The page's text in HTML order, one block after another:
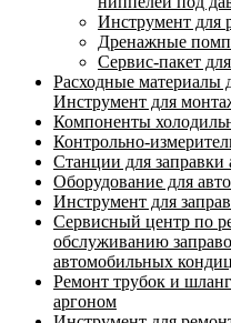
Инструмент для
Дренажные
Сервис-пакет
Расходные материалы
Инструмент для
Компоненты
Контрольно-
Станции для заправки
Оборудование для
Инструмент для
Сервисный центр по
обслуживанию
автомобильных
Ремонт трубок и
аргоном